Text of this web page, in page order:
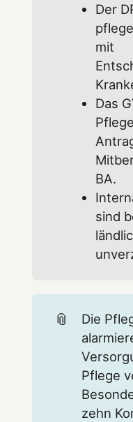
Der
mit
Das
BA.
sind
📎
Die
Pflege
zehn